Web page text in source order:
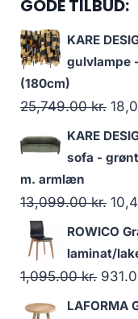
GODE TILBUD:
KARE
gulvlampe
(180cm)
25,749.00kr.
KARE
sofa -
m. armlæn
13,099.00kr.
ROWICO
laminat/
1,095.00kr.
LAFORMA